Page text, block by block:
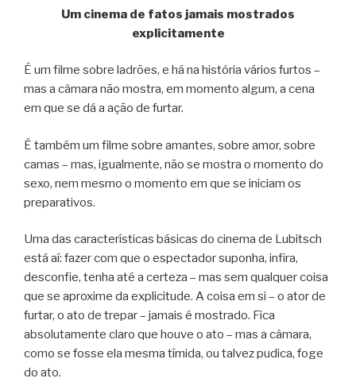
Um cinema de fatos jamais mostrados
explicitamente
É um filme sobre ladrões, e há na história vários furtos –
mas a câmara não mostra, em momento algum, a cena
em que se dá a ação de furtar.
É também um filme sobre amantes, sobre amor, sobre
camas – mas, igualmente, não se mostra o momento do
sexo, nem mesmo o momento em que se iniciam os
preparativos.
Uma das características básicas do cinema de Lubitsch
está aí: fazer com que o espectador suponha, infira,
desconfie, tenha até a certeza – mas sem qualquer coisa
que se aproxime da explicitude. A coisa em si – o ator de
furtar, o ato de trepar – jamais é mostrado. Fica
absolutamente claro que houve o ato – mas a câmara,
como se fosse ela mesma tímida, ou talvez pudica, foge
do ato.